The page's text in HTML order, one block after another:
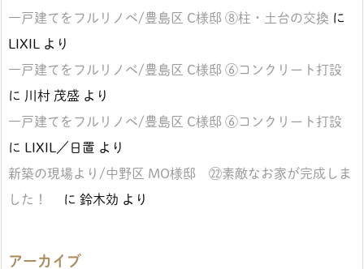
一戸建てをフルリノベ/豊島区 C様邸 ⑧柱・土台の交換 に
LIXIL
より
一戸建てをフルリノベ/豊島区 C様邸 ⑥コンクリート打設
に 川村 茂盛 より
一戸建てをフルリノベ/豊島区 C様邸 ⑥コンクリート打設
に LIXIL／日置 より
新築の現場より/中野区 MO様邸 ㉒素敵なお家が完成しま
した！
に 鈴木効 より
アーカイブ